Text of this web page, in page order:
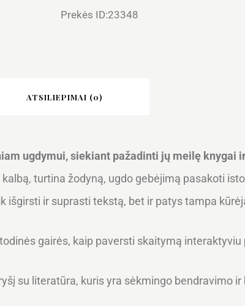
Prekės ID:23348
ATSILIEPIMAI (0)
ugdymui, siekiant pažadinti jų meilę
turtina žodyną, ugdo gebėjimą pasakoti
išgirsti ir suprasti tekstą, bet ir patys tampa
gairės, kaip paversti skaitymą
su literatūra, kuris yra sėkmingo bendravimo